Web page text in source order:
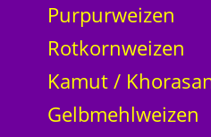
Purpurweizen
Rotkornweizen
Kamut /
Gelbmehlweizen